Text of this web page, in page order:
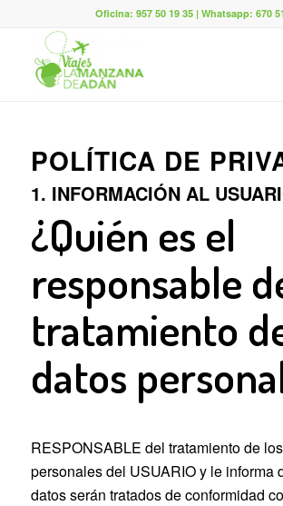
Oficina: 957 50 19 35 | Whatsapp: 670
POLÍTICA DE
1. INFORMACIÓN AL
¿Quién es el
responsable
tratamiento
datos
RESPONSABLE del tratamiento de
personales del USUARIO y le informa
datos serán tratados de conformidad